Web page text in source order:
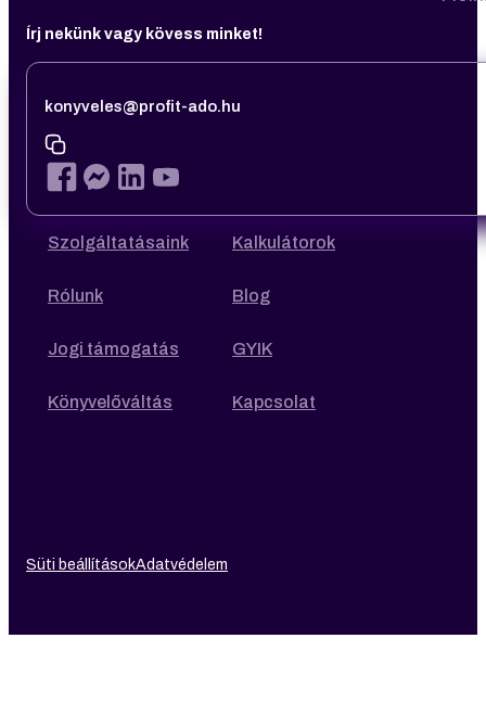
Írj nekünk vagy kövess minket!
konyveles@profit-ado.hu
Szolgáltatásaink Kalkulátorok
Rólunk Blog
Jogi támogatás GYIK
Könyvelőváltás Kapcsolat
Süti beállításokAdatvédelem